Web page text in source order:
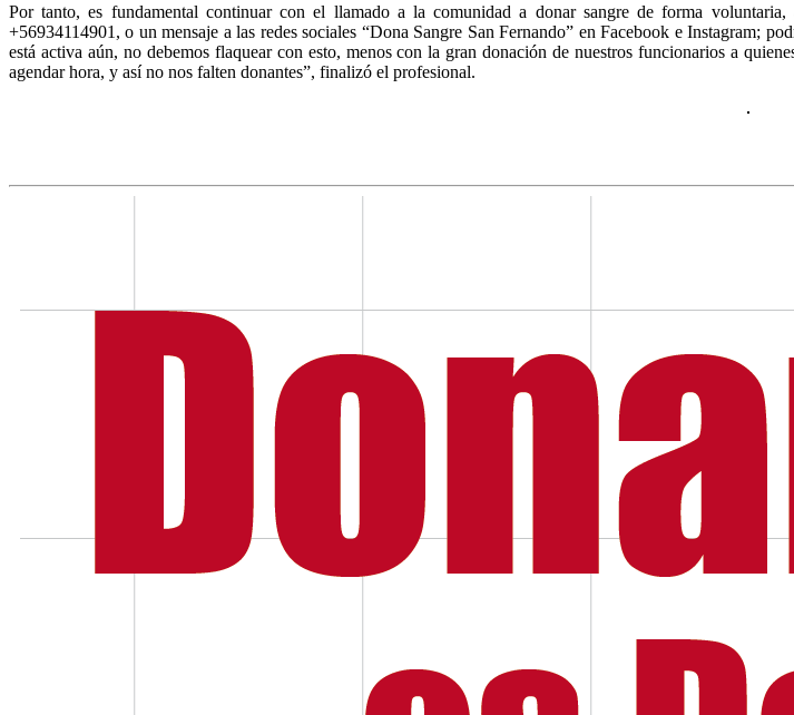
Por tanto, es fundamental continuar con el llamado a la comunidad a donar sangre de forma
+56934114901, o un mensaje a las redes sociales “Dona Sangre San Fernando” en Facebook e Instagram;
está activa aún, no debemos flaquear con esto, menos con la gran donación de nuestros funcionarios a
agendar hora, y así no nos falten donantes”, finalizó el profesional.